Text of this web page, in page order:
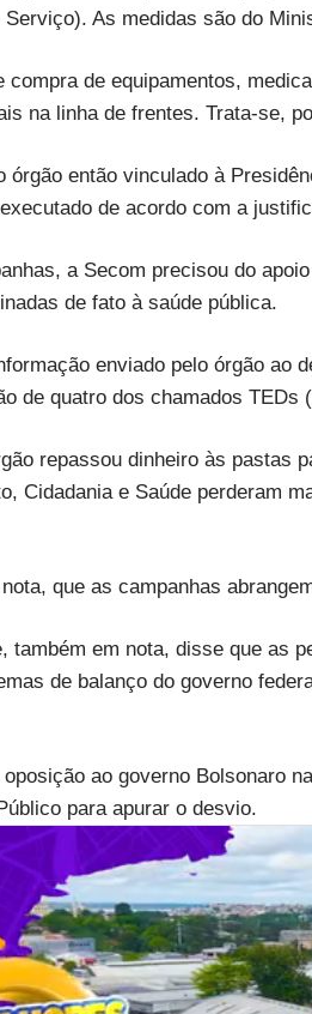
Serviço). As medidas são do
compra de equipamentos,
na linha de frentes. Trata-se,
órgão então vinculado à
de acordo com a
a Secom precisou do
de fato à saúde pública.
enviado pelo órgão ao
de quatro dos chamados
repassou dinheiro às pastas
Cidadania e Saúde perderam
que as campanhas
também em nota, disse que as
de balanço do governo
ao governo Bolsonaro
para apurar o desvio.